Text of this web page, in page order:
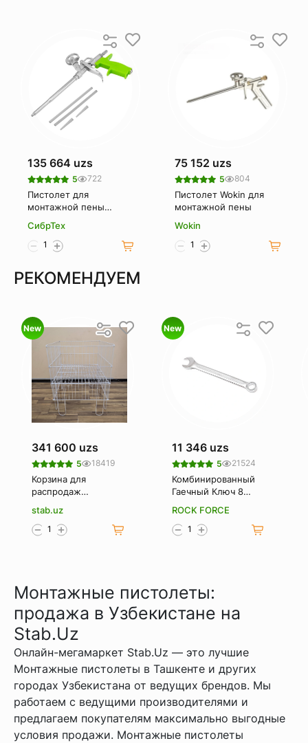
135 664 uzs
5 722
Пистолет для
монтажной пены
88677
СибрТех
75 152 uzs
5 804
Пистолет Wokin для
монтажной пены
Wokin
РЕКОМЕНДУЕМ
New
341 600 uzs
5 18419
Корзина для
распродаж
накопитель)
stab.uz
New
11 346 uzs
5 21524
Комбинированный
Гаечный Ключ 8
75508
ROCK FORCE
Монтажные пистолеты:
продажа в Узбекистане на
Stab.Uz
Онлайн-мегамаркет Stab.Uz — это лучшие
Монтажные пистолеты в Ташкенте и других
городах Узбекистана от ведущих брендов. Мы
работаем с ведущими производителями и
предлагаем покупателям максимально выгодные
условия продажи. Монтажные пистолеты